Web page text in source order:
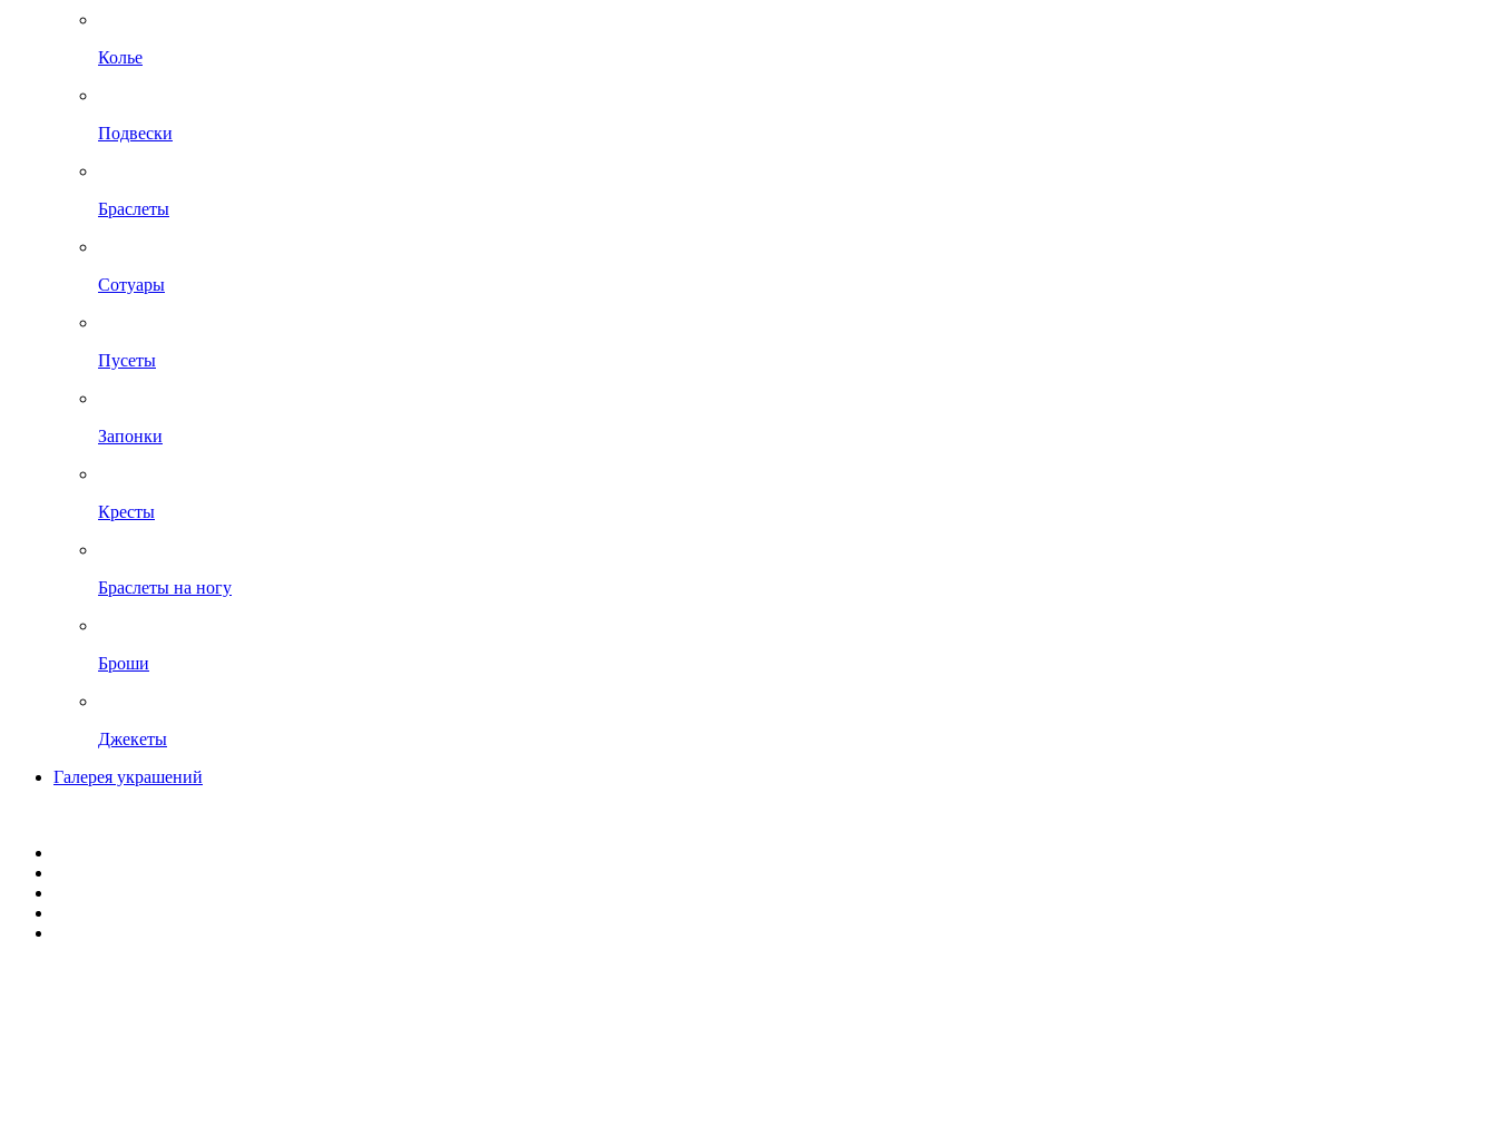
Колье
Подвески
Браслеты
Сотуары
Пусеты
Запонки
Кресты
Браслеты на ногу
Броши
Джекеты
Галерея украшений